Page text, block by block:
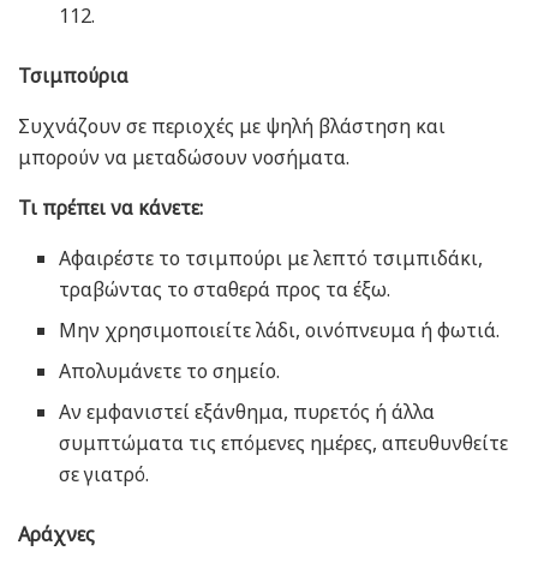
112.
Τσιμπούρια
Συχνάζουν σε περιοχές με ψηλή βλάστηση και
μπορούν να μεταδώσουν νοσήματα.
Τι πρέπει να κάνετε:
Αφαιρέστε το τσιμπούρι με λεπτό τσιμπιδάκι,
τραβώντας το σταθερά προς τα έξω.
Μην χρησιμοποιείτε λάδι, οινόπνευμα ή φωτιά.
Απολυμάνετε το σημείο.
Αν εμφανιστεί εξάνθημα, πυρετός ή άλλα
συμπτώματα τις επόμενες ημέρες, απευθυνθείτε
σε γιατρό.
Αράχνες